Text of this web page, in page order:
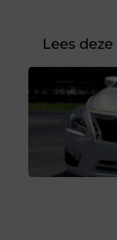
Lees deze